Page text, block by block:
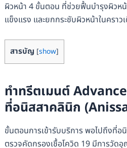
ผิวหน้า 4 ขั้นตอน ที่ช่วยฟื้นบำรุงผิวห
แข็งแรง และยกกระชับผิวหน้าในคราว
สารบัญ [show]
ทำทรีตเมนต์
ที่อนิสสาคลินิก
ขั้นตอนการเข้ารับบริการ พอไปถึงที่อ
ตรวจคัดกรองเชื้อโควิด 19 มีการวัด